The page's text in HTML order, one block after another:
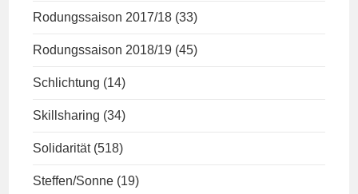
Rodungssaison 2017/18 (33)
Rodungssaison 2018/19 (45)
Schlichtung (14)
Skillsharing (34)
Solidarität (518)
Steffen/Sonne (19)